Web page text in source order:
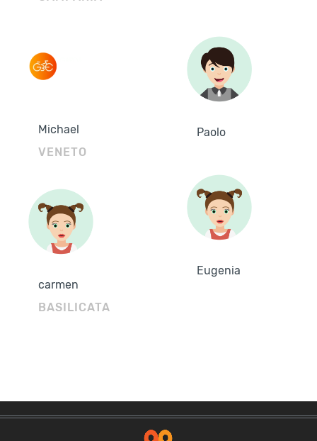
Michael
VENETO
carmen
BASILICATA
Paolo
Eugenia